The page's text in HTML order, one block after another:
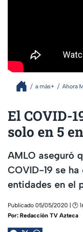
a más+ Ahora
El COVID-
solo en 5
AMLO aseguró
COVID-19 se
entidades en el
Publicado 05/05/2020 | 🕑
Por: Redacción TV Azteca